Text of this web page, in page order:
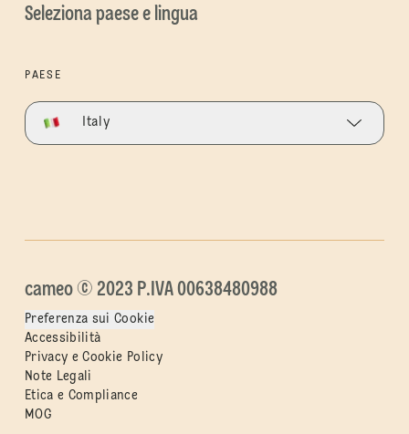
Seleziona paese e lingua
PAESE
Italy
cameo © 2023 P.IVA 00638480988
Preferenza sui Cookie
Accessibilità
Privacy e Cookie Policy
Note Legali
Etica e Compliance
MOG